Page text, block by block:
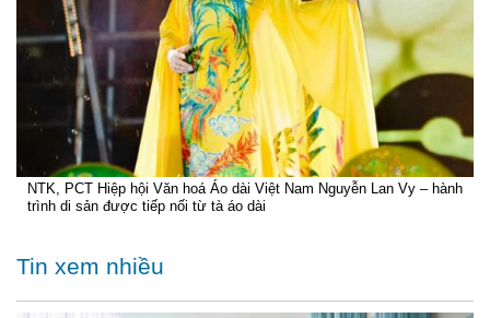
NTK, PCT Hiệp hội Văn hoá Áo dài Việt Nam Nguyễn Lan Vy – hành
trình di sản được tiếp nối từ tà áo dài
Tin xem nhiều